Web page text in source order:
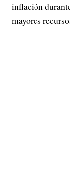
inflación
mayores